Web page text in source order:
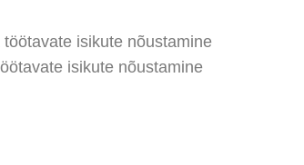
isikute nõustamine
isikute nõustamine